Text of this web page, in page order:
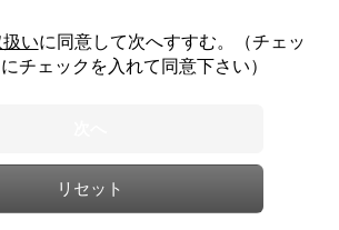
いに同意して次へすすむ。（チェッ
チェックを入れて同意下さい）